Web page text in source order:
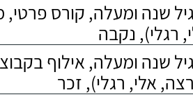
שנה ומעלה, קורס
רגלי), נקבה
שנה ומעלה, אילוף
אלי, רגלי), זכר